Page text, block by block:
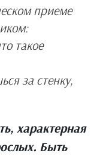
приеме
такое
за стенку,
характерная
Быть